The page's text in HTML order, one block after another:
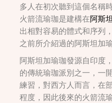
多人在初次聽到這個名稱
火箭流瑜珈是建構在阿斯
出相對容易的體式和序列
之前所介紹過的阿斯坦加
阿斯坦加瑜珈發源自印度
的傳統瑜珈派別之一，一
練習，對西方人而言，在
程度，因此後來的火箭流